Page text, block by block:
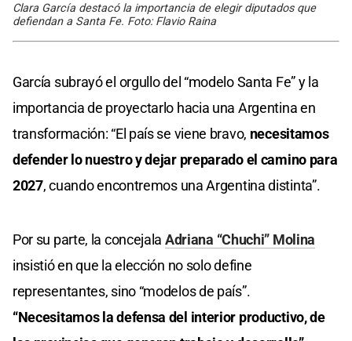
Clara García destacó la importancia de elegir diputados que
defiendan a Santa Fe. Foto: Flavio Raina
García subrayó el orgullo del “modelo Santa Fe” y la
importancia de proyectarlo hacia una Argentina en
transformación: “El país se viene bravo, necesitamos
defender lo nuestro y dejar preparado el camino para
2027, cuando encontremos una Argentina distinta”.
Por su parte, la concejala Adriana “Chuchi” Molina
insistió en que la elección no solo define
representantes, sino “modelos de país”.
“Necesitamos la defensa del interior productivo, de